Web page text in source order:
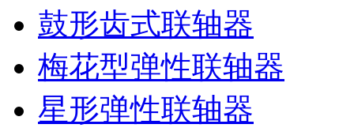
鼓形齿式联轴器
梅花型弹性联轴器
星形弹性联轴器